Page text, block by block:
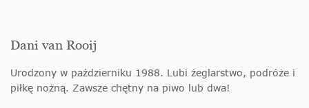
Dani van Rooij
Urodzony w październiku 1988. Lubi żeglarstwo, podróże i
piłkę nożną. Zawsze chętny na piwo lub dwa!